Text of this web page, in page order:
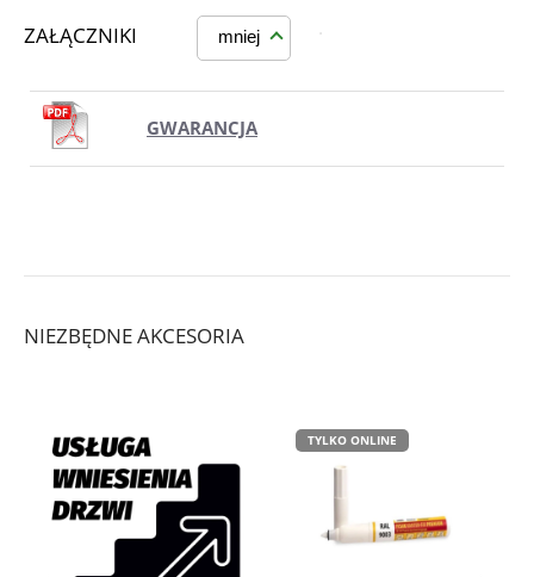
ZAŁĄCZNIKI mniej
GWARANCJA
NIEZBĘDNE AKCESORIA
TYLKO ONLINE